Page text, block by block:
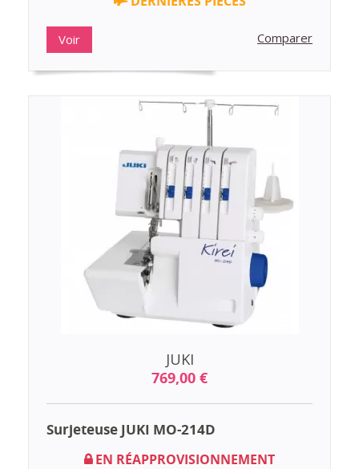
Voir Comparer
JUKI
769,00 €
Surjeteuse JUKI MO-214D
EN RÉAPPROVISIONNEMENT